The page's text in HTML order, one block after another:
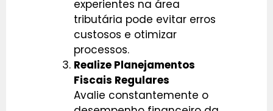
experientes na área
tributária pode evitar erros
custosos e otimizar
processos.
Realize Planejamentos
Fiscais Regulares
Avalie constantemente o